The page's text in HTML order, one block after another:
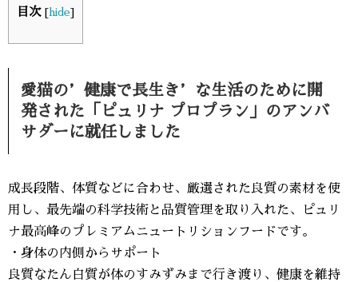
目次 [ hide]
愛猫の’健康で長生き’な生活のために開
発された「ピュリナ プロプラン」のアンバ
サダーに就任しました
成長段階、体質などに合わせ、厳選された良質の素材を使
用し、最先端の科学技術と品質管理を取り入れた、ピュリ
ナ最高峰のプレミアムニュートリションフードです。
・身体の内側からサポート
良質なたん白質が体のすみずみまで行き渡り、健康を維持